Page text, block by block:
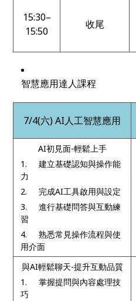
15:30–
15:50
收尾
智慧應用達人課程
7/4(六) AI人工智慧應用
AI初見面-輕鬆上手
1. 建立基礎認知與操作能
力
2. 完成AI工具啟用與設定
3. 進行基礎問答與互動練
習
4. 熟悉常見操作流程與使
用介面
與AI輕鬆聊天-提升互動品質
1. 掌握提問與內容處理技
巧